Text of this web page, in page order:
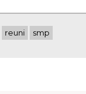
reuni smp